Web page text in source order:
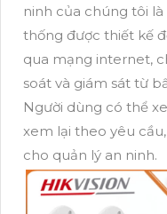
ninh của chúng tôi
thống được thiết kế
qua mạng internet,
soát và giám sát từ
Người dùng có thể
xem lại theo yêu
cho quản lý an ninh.